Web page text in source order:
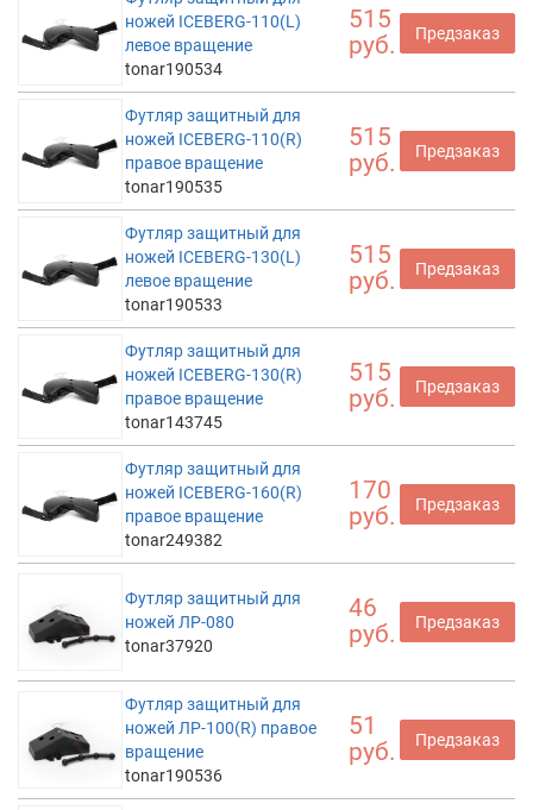
ножей ICEBERG-110(L)
левое вращение
tonar190534
515
руб.
Предзаказ
Футляр защитный для
ножей ICEBERG-110(R)
правое вращение
tonar190535
515
руб.
Предзаказ
Футляр защитный для
ножей ICEBERG-130(L)
левое вращение
tonar190533
515
руб.
Предзаказ
Футляр защитный для
ножей ICEBERG-130(R)
правое вращение
tonar143745
515
руб.
Предзаказ
Футляр защитный для
ножей ICEBERG-160(R)
правое вращение
tonar249382
170
руб.
Предзаказ
Футляр защитный для
ножей ЛР-080
tonar37920
46
руб.
Предзаказ
Футляр защитный для
ножей ЛР-100(R) правое
вращение
tonar190536
51
руб.
Предзаказ